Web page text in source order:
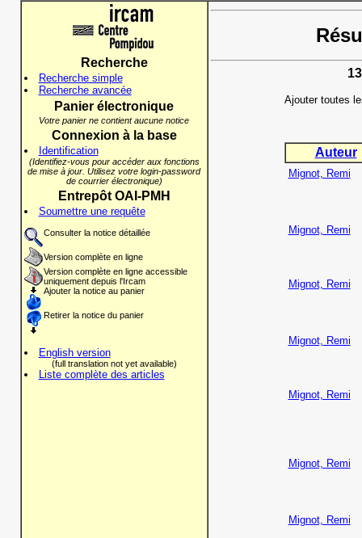
Recherche
Recherche simple
Recherche avancée
Panier électronique
Votre panier ne contient aucune notice
Connexion à la base
Identification
(Identifiez-vous pour accéder aux fonctions
de mise à jour. Utilisez votre login-password
de courrier électronique)
Entrepôt OAI-PMH
Soumettre une requête
Consulter la notice détaillée
Version complète en ligne
Version complète en ligne accessible
uniquement depuis l'Ircam
Ajouter la notice au panier
Retirer la notice du panier
English version
(full translation not yet available)
Liste complète des articles
Ajouter toutes
Auteur
Mignot, Remi
Mignot, Remi
Mignot, Remi
Mignot, Remi
Mignot, Remi
Mignot, Remi
Mignot, Remi